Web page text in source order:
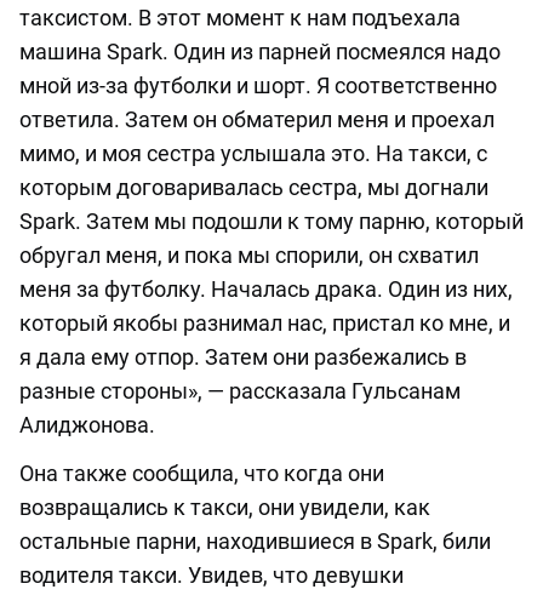
таксистом. В этот момент к нам подъехала
машина Spark. Один из парней посмеялся надо
мной из-за футболки и шорт. Я соответственно
ответила. Затем он обматерил меня и проехал
мимо, и моя сестра услышала это. На такси, с
которым договаривалась сестра, мы догнали
Spark. Затем мы подошли к тому парню, который
обругал меня, и пока мы спорили, он схватил
меня за футболку. Началась драка. Один из них,
который якобы разнимал нас, пристал ко мне, и
я дала ему отпор. Затем они разбежались в
разные стороны», — рассказала Гульсанам
Алиджонова.
Она также сообщила, что когда они
возвращались к такси, они увидели, как
остальные парни, находившиеся в Spark, били
водителя такси. Увидев, что девушки